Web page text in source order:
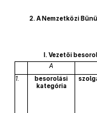
2. A Nemzetközi
I. Vezetői
A
1.
besorolási
kategória